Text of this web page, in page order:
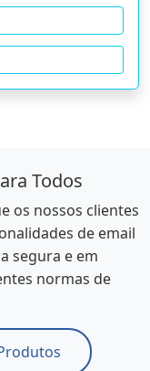
Todos
os nossos clientes
de email
segura e em
normas de